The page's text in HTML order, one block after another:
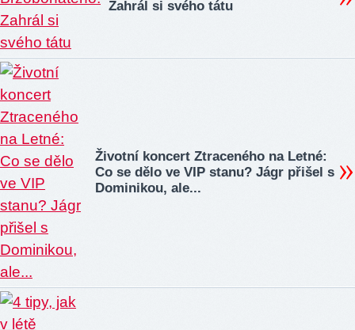
Zahrál si svého tátu
Životní koncert Ztraceného na Letné:
Co se dělo ve VIP stanu? Jágr přišel s
Dominikou, ale...